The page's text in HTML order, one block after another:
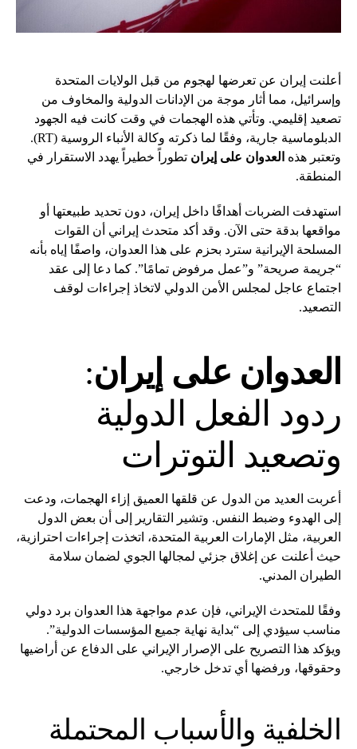
أعلنت إيران عن تعرضها لهجوم من قبل الولايات المتحدة
وإسرائيل، مما أثار موجة من الإدانات الدولية والمخاوف من
تصعيد إقليمي. وتأتي هذه الهجمات في وقت كانت فيه الجهود
الدبلوماسية جارية، وفقًا لما ذكرته وكالة الأنباء الروسية (RT).
وتعتبر هذه العدوان على إيران تطوراً خطيراً يهدد الاستقرار في
المنطقة.
استهدفت الضربات أهدافًا داخل إيران، دون تحديد طبيعتها أو
مواقعها بدقة حتى الآن. وقد أكد متحدث إيراني أن القوات
المسلحة الإيرانية سترد بحزم على هذا العدوان، واصفًا إياه بأنه
“جريمة صريحة” و”عمل مرفوض تمامًا”. كما دعا إلى عقد
اجتماع عاجل لمجلس الأمن الدولي لاتخاذ إجراءات لوقف
التصعيد.
العدوان على إيران:
ردود الفعل الدولية
وتصعيد التوترات
أعربت العديد من الدول عن قلقها العميق إزاء الهجمات، ودعت
إلى الهدوء وضبط النفس. وتشير التقارير إلى أن بعض الدول
العربية، مثل الإمارات العربية المتحدة، اتخذت إجراءات احترازية،
حيث أعلنت عن إغلاق جزئي لمجالها الجوي لضمان سلامة
الطيران المدني.
وفقًا للمتحدث الإيراني، فإن عدم مواجهة هذا العدوان برد دولي
مناسب سيؤدي إلى “بداية نهاية جميع المؤسسات الدولية”.
ويؤكد هذا التصريح على الإصرار الإيراني على الدفاع عن أراضيها
وحقوقها، ورفضها أي تدخل خارجي.
الخلفية والأسباب المحتملة